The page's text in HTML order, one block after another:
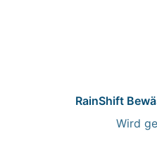
RainShift
Wird